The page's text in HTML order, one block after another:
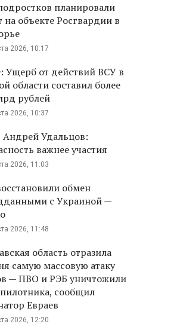
планировали
на объекте Росгвардии в
2026, 10:17
Ущерб от действий ВСУ в
области составил более
рублей
2026, 10:37
Андрей Удальцов:
важнее участия
2026, 11:03
обмен
с Украиной —
2026, 11:48
область отразила
самую массовую атаку
— ПВО и РЭБ уничтожили
сообщил
Евраев
2026, 12:20